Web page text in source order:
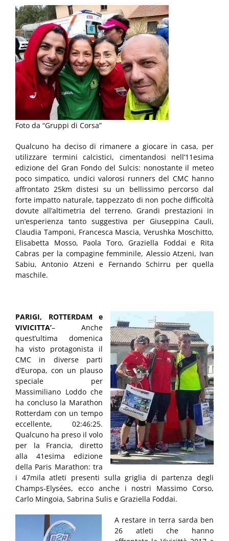
Foto da “Gruppi di Corsa”
Qualcuno ha deciso di rimanere a giocare in casa, per
utilizzare termini calcistici, cimentandosi nell’11esima
edizione del Gran Fondo del Sulcis: nonostante il meteo
poco simpatico, undici valorosi runners del CMC hanno
affrontato 25km distesi su un bellissimo percorso dal
forte impatto naturale, tappezzato di non poche difficoltà
dovute all’altimetria del terreno. Grandi prestazioni in
un’esperienza tanto suggestiva per Giuseppina Cauli,
Claudia Tamponi, Francesca Mascia, Verushka Moschitto,
Elisabetta Mosso, Paola Toro, Graziella Foddai e Rita
Cabras per la compagine femminile, Alessio Atzeni, Ivan
Sabiu, Antonio Atzeni e Fernando Schirru per quella
maschile.
PARIGI, ROTTERDAM e
VIVICITTA’– Anche
quest’ultima domenica
ha visto protagonista il
CMC in diverse parti
d’Europa, con un plauso
speciale per
Massimiliano Loddo che
ha concluso la Marathon
Rotterdam con un tempo
eccellente, 02:46:25.
Qualcuno ha preso il volo
per la Francia, diretto
alla 41esima edizione
della Paris Marathon: tra
i 47mila atleti presenti sulla griglia di partenza degli
Champs-Elysées, ecco anche i nostri Massimo Corso,
Carlo Mingoia, Sabrina Sulis e Graziella Foddai.
A restare in terra sarda ben
26 atleti che hanno